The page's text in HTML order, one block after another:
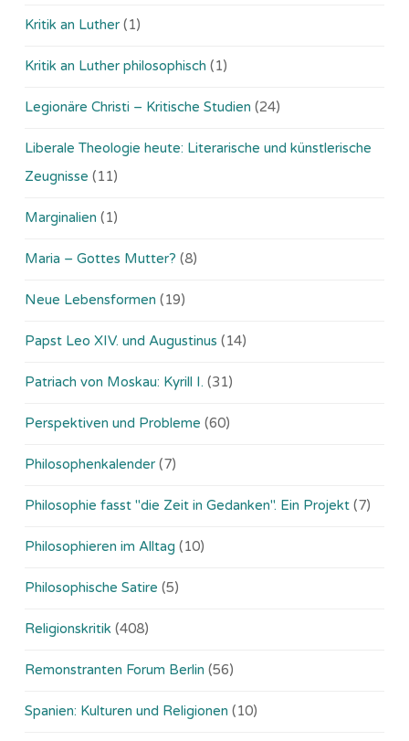
Kritik an Luther (1)
Kritik an Luther philosophisch (1)
Legionäre Christi – Kritische Studien (24)
Liberale Theologie heute: Literarische und künstlerische
Zeugnisse (11)
Marginalien (1)
Maria – Gottes Mutter? (8)
Neue Lebensformen (19)
Papst Leo XIV. und Augustinus (14)
Patriach von Moskau: Kyrill I. (31)
Perspektiven und Probleme (60)
Philosophenkalender (7)
Philosophie fasst "die Zeit in Gedanken". Ein Projekt (7)
Philosophieren im Alltag (10)
Philosophische Satire (5)
Religionskritik (408)
Remonstranten Forum Berlin (56)
Spanien: Kulturen und Religionen (10)